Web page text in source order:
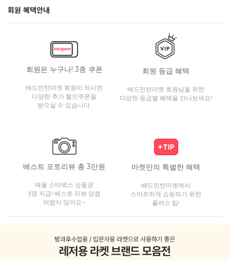
회원 혜택안내
회원은 누구나! 3종 쿠폰
배드민턴마켓 회원이 되시면
다양한 추가 할인쿠폰을
받으실 수 있습니다.
회원 등급 혜택
배드민턴마켓 회원님을 위한
다양한 등급별 혜택을 만나보세요!
베스트 포토리뷰 총 3만원
매월 스타벅스 상품권
3명 지급! 베스트 리뷰 당첨
어렵지 않아요~
마켓만의 특별한 혜택
배드민턴마켓에서
스마트하게 쇼핑하기 위한
플러스 팁!